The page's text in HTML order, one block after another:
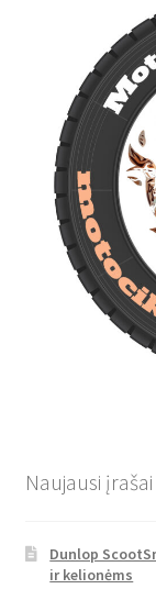
Naujausi įrašai
Dunlop
ir kelionėms